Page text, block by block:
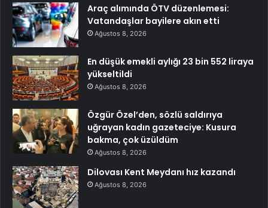
Araç alımında ÖTV düzenlemesi:
Vatandaşlar bayilere akın etti
Ağustos 8, 2026
En düşük emekli aylığı 23 bin 552 liraya
yükseltildi
Ağustos 8, 2026
Özgür Özel’den, sözlü saldırıya
uğrayan kadın gazeteciye: Kusura
bakma, çok üzüldüm
Ağustos 8, 2026
Dilovası Kent Meydanı hız kazandı
Ağustos 8, 2026